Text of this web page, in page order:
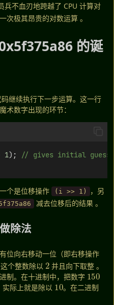
兵不血刃地跨越了 CPU 计算对
次极其昂贵的对数运算 。
的诞
继续执行下一步运算。这一行
术数字出现的环节：
1); // gives initial guess
个是位移操作 (i >> 1)
，另
减去位移后的结果 。
除法
位向右移动一位（即右移操作
个整数除以
2
并且向下取整。
制。在十进制中，把数字
150
实际上就是除以
10
。在二进制